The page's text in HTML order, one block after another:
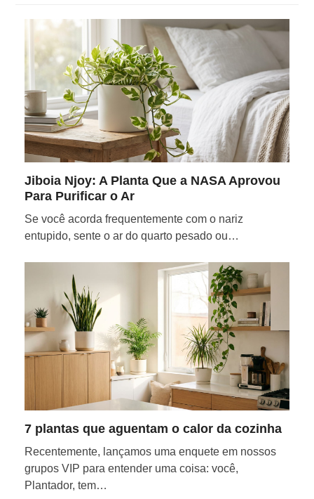
Jiboia Njoy: A Planta Que a NASA Aprovou
Para Purificar o Ar
Se você acorda frequentemente com o nariz
entupido, sente o ar do quarto pesado ou…
7 plantas que aguentam o calor da cozinha
Recentemente, lançamos uma enquete em nossos
grupos VIP para entender uma coisa: você,
Plantador, tem…